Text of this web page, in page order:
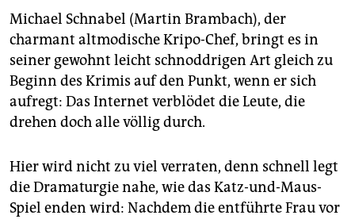
Michael Schnabel (Martin Brambach), der
charmant altmodische Kripo-Chef, bringt es in
seiner gewohnt leicht schnoddrigen Art gleich zu
Beginn des Krimis auf den Punkt, wenn er sich
aufregt: Das Internet verblödet die Leute, die
drehen doch alle völlig durch.
Hier wird nicht zu viel verraten, denn schnell legt
die Dramaturgie nahe, wie das Katz-und-Maus-
Spiel enden wird: Nachdem die entführte Frau vor